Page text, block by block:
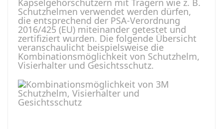
Kapselgehörschützern mit Trägern wie z. B.
Schutzhelmen verwendet werden dürfen,
die entsprechend der PSA-Verordnung
2016/425 (EU) miteinander getestet und
zertifiziert wurden. Die folgende Übersicht
veranschaulicht beispielsweise die
Kombinationsmöglichkeit von Schutzhelm,
Visierhalter und Gesichtsschutz.